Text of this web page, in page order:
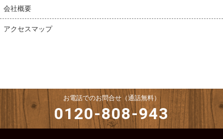
会社概要
アクセスマップ
お電話でのお問合せ（通話無料）
0120-808-943